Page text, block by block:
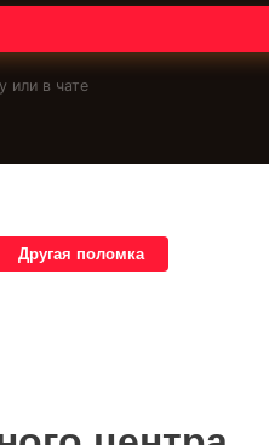
или в чате
Другая поломка